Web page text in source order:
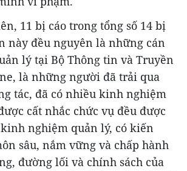
11 bị cáo trong tổng số 14 bị
này đều nguyên là những cán
lý tại Bộ Thông tin và Truyền
là những người đã trải qua
tác, đã có nhiều kinh nghiệm
cất nhắc chức vụ đều được
nghiệm quản lý, có kiến
sâu, nắm vững và chấp hành
đường lối và chính sách của